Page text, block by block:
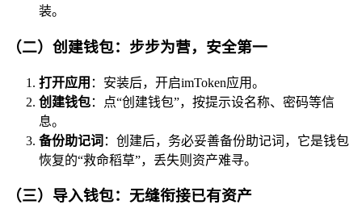
装。
（二）创建钱包：步步为营，安全第一
打开应用 ：安装后，开启imToken应用。
创建钱包：点“创建钱包”，按提示设名称、密码等信
息。
备份助记词 ：创建后，务必妥善备份助记词，它是钱包
恢复的“救命稻草”，丢失则资产难寻。
（三）导入钱包：无缝衔接已有资产